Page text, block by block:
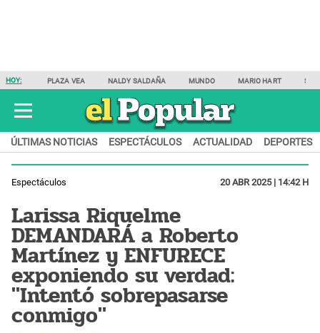
HOY: PLAZA VEA NALDY SALDAÑA MUNDO MARIO HART
ÚLTIMAS NOTICIAS ESPECTÁCULOS ACTUALIDAD DEPORTES
Espectáculos 20 ABR 2025 | 14:42 H
Larissa Riquelme
DEMANDARÁ a Roberto
Martínez y ENFURECE
exponiendo su verdad:
"Intentó sobrepasarse
conmigo"